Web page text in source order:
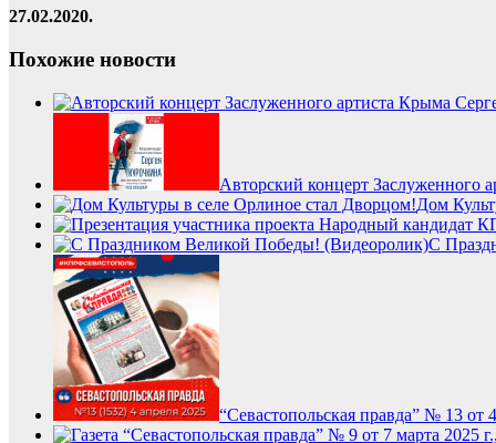
27.02.2020.
Похожие новости
Авторский концерт Заслуженного
Дом
С
“Севастопольская правда” № 13 от